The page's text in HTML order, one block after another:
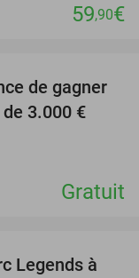
59,90€
de gagner
3.000 €
Gratuit
17%
Legends à